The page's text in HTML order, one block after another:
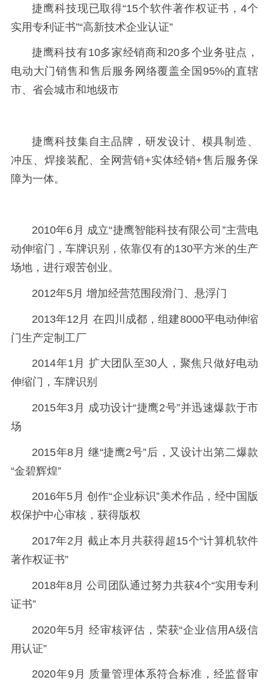
捷鹰科技现已取得“15个软件著作权证书，4个
实用专利证书”“高新技术企业认证”
捷鹰科技有10多家经销商和20多个业务驻点，
电动大门销售和售后服务网络覆盖全国95%的直辖
市、省会城市和地级市
捷鹰科技集自主品牌，研发设计、模具制造、
冲压、焊接装配、全网营销+实体经销+售后服务保
障为一体。
2010年6月 成立“捷鹰智能科技有限公司”主营电
动伸缩门，车牌识别，依靠仅有的130平方米的生产
场地，进行艰苦创业。
2012年5月 增加经营范围段滑门、悬浮门
2013年12月 在四川成都，组建8000平电动伸缩
门生产定制工厂
2014年1月 扩大团队至30人，聚焦只做好电动
伸缩门，车牌识别
2015年3月 成功设计“捷鹰2号”并迅速爆款于市
场
2015年8月 继“捷鹰2号”后，又设计出第二爆款
“金碧辉煌”
2016年5月 创作“企业标识”美术作品，经中国版
权保护中心审核，获得版权
2017年2月 截止本月共获得超15个“计算机软件
著作权证书”
2018年8月 公司团队通过努力共获4个“实用专利
证书”
2020年5月 经审核评估，荣获“企业信用A级信
用认证”
2020年9月 质量管理体系符合标准，经监督审